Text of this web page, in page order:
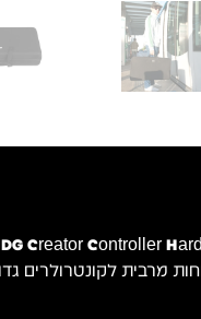
Creator Controller